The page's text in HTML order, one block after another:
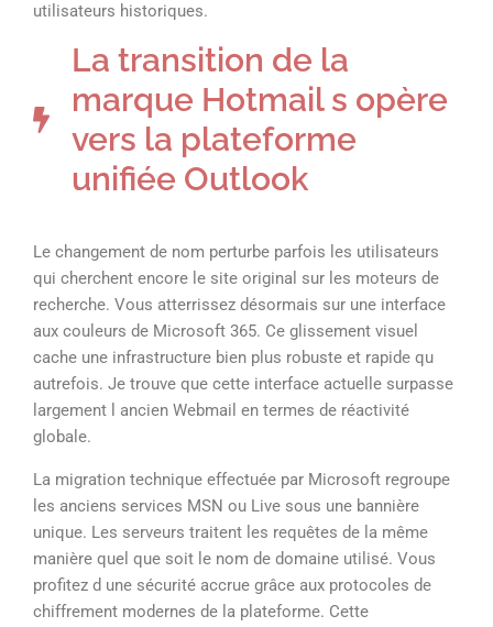
utilisateurs historiques.
La transition de la
marque Hotmail s opère
vers la plateforme
unifiée Outlook
Le changement de nom perturbe parfois les utilisateurs
qui cherchent encore le site original sur les moteurs de
recherche. Vous atterrissez désormais sur une interface
aux couleurs de Microsoft 365. Ce glissement visuel
cache une infrastructure bien plus robuste et rapide qu
autrefois. Je trouve que cette interface actuelle surpasse
largement l ancien Webmail en termes de réactivité
globale.
La migration technique effectuée par Microsoft regroupe
les anciens services MSN ou Live sous une bannière
unique. Les serveurs traitent les requêtes de la même
manière quel que soit le nom de domaine utilisé. Vous
profitez d une sécurité accrue grâce aux protocoles de
chiffrement modernes de la plateforme. Cette